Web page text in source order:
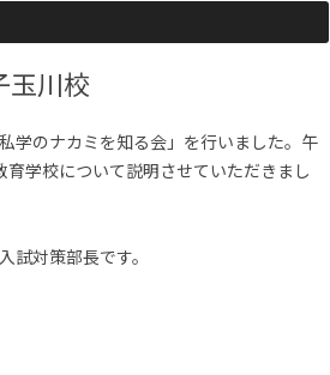
玉川校
学のナカミを知る会」を行いました。午
学校について説明させていただきまし
対策部長です。